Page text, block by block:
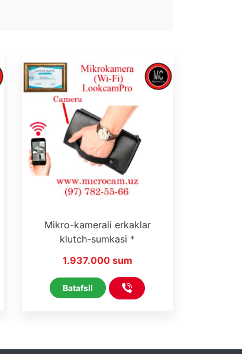
Mikro-kamerali erkaklar
klutch-sumkasi *
Line
1.937.000 sum
Batafsil